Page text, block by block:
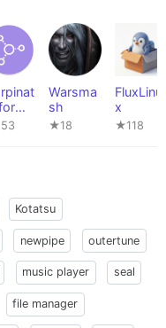
Warsma
sh
★18
FluxLinu
x
★118
Kotatsu
newpipe outertune
music player seal
file manager